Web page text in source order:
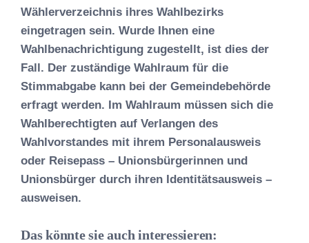
Wählerverzeichnis ihres Wahlbezirks
eingetragen sein. Wurde Ihnen eine
Wahlbenachrichtigung zugestellt, ist dies der
Fall. Der zuständige Wahlraum für die
Stimmabgabe kann bei der Gemeindebehörde
erfragt werden. Im Wahlraum müssen sich die
Wahlberechtigten auf Verlangen des
Wahlvorstandes mit ihrem Personalausweis
oder Reisepass – Unionsbürgerinnen und
Unionsbürger durch ihren Identitätsausweis –
ausweisen.
Das könnte sie auch interessieren: